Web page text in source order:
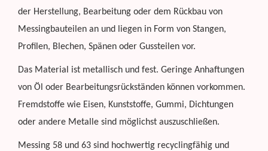
der Herstellung, Bearbeitung oder dem Rückbau von
Messingbauteilen an und liegen in Form von Stangen,
Profilen, Blechen, Spänen oder Gussteilen vor.
Das Material ist metallisch und fest. Geringe Anhaftungen
von Öl oder Bearbeitungsrückständen können vorkommen.
Fremdstoffe wie Eisen, Kunststoffe, Gummi, Dichtungen
oder andere Metalle sind möglichst auszuschließen.
Messing 58 und 63 sind hochwertig recyclingfähig und